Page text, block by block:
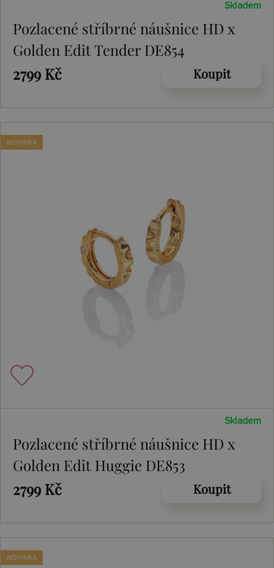
Skladem
Pozlacené stříbrné náušnice HD x
Golden Edit Tender DE854
2799 Kč
Koupit
NOVINKA
Skladem
Pozlacené stříbrné náušnice HD x
Golden Edit Huggie DE853
2799 Kč
Koupit
NOVINKA